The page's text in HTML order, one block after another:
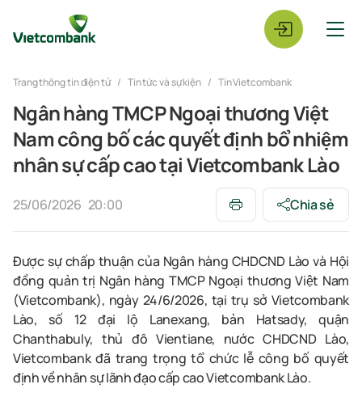
Trang thông tin điện tử Tin tức và sự kiện Tin Vietcombank
Ngân hàng TMCP Ngoại thương Việt
Nam công bố các quyết định bổ nhiệm
nhân sự cấp cao tại Vietcombank Lào
25/06/2026 20:00 Chia sẻ
Được sự chấp thuận của Ngân hàng CHDCND Lào và Hội
đồng quản trị Ngân hàng TMCP Ngoại thương Việt Nam
(Vietcombank), ngày 24/6/2026, tại trụ sở Vietcombank
Lào, số 12 đại lộ Lanexang, bản Hatsady, quận
Chanthabuly, thủ đô Vientiane, nước CHDCND Lào,
Vietcombank đã trang trọng tổ chức lễ công bố quyết
định về nhân sự lãnh đạo cấp cao Vietcombank Lào.